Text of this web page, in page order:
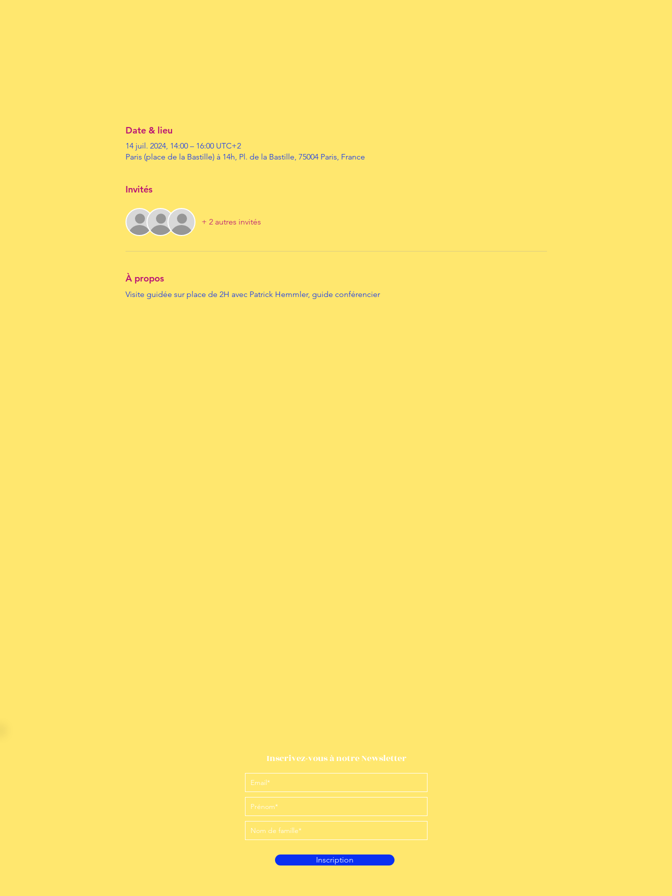
Date & lieu
14 juil. 2024, 14:00 – 16:00 UTC+2
Paris (place de la Bastille) à 14h, Pl. de la Bastille, 75004 Paris, France
Invités
+ 2 autres invités
À propos
Visite guidée sur place de 2H avec Patrick Hemmler, guide conférencier
Inscrivez-vous à notre Newsletter
Inscription